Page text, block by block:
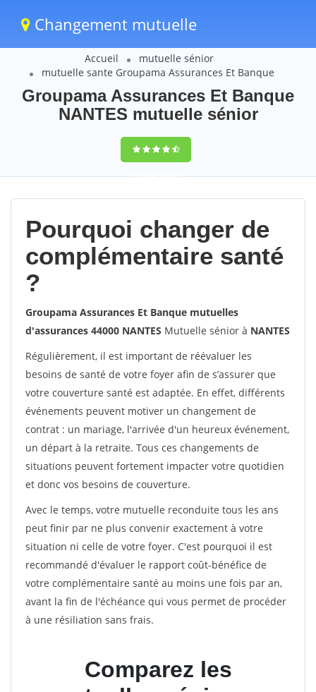
Changement mutuelle
Accueil
mutuelle sénior
mutuelle sante Groupama Assurances Et Banque
Groupama Assurances Et Banque
NANTES mutuelle sénior
9,5(100%)229
votes
Pourquoi changer de
complémentaire santé
?
Groupama Assurances Et Banque mutuelles
d'assurances 44000 NANTES Mutuelle sénior à NANTES
Régulièrement, il est important de réévaluer les
besoins de santé de votre foyer afin de s’assurer que
votre couverture santé est adaptée. En effet, différents
événements peuvent motiver un changement de
contrat : un mariage, l'arrivée d'un heureux événement,
un départ à la retraite. Tous ces changements de
situations peuvent fortement impacter votre quotidien
et donc vos besoins de couverture.
Avec le temps, votre mutuelle reconduite tous les ans
peut finir par ne plus convenir exactement à votre
situation ni celle de votre foyer. C'est pourquoi il est
recommandé d'évaluer le rapport coût-bénéfice de
votre complémentaire santé au moins une fois par an,
avant la fin de l'échéance qui vous permet de procéder
à une résiliation sans frais.